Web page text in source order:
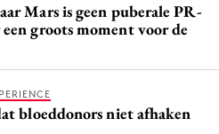
Mars is geen puberale PR-
groots moment voor de
bloeddonors niet afhaken